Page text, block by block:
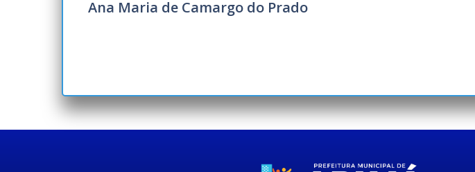
Ana Maria de Camargo do Prado